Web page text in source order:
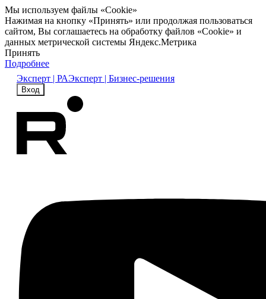
Мы используем файлы «Cookie»
Нажимая на кнопку «Принять» или продолжая пользоваться
сайтом, Вы соглашаетесь на обработку файлов «Cookie» и
данных метрической системы Яндекс.Метрика
Принять
Подробнее
Эксперт | РАЭксперт | Бизнес-решения
Вход